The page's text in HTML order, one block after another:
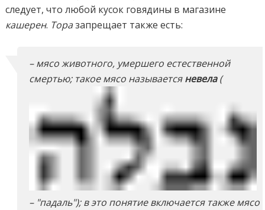
следует, что любой кусок говядины в магазине
кашерен. Торазапрещает также есть:
– мясо животного, умершего естественной
смертью; такое мясо называетсяневела(
– "падаль"); в это понятие включается также мясо